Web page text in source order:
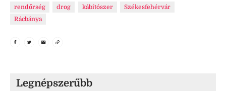
rendőrség drog kábítószer
Székesfehérvár
Rácbánya
Legnépszerűbb